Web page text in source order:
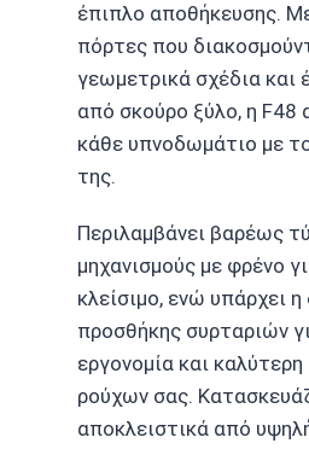
έπιπλο αποθήκευσης.
πόρτες που
γεωμετρικά σχέδια και
από σκούρο ξύλο, η F48
κάθε υπνοδωμάτιο με
της.
Περιλαμβάνει βαρέως
μηχανισμούς με φρένο
κλείσιμο, ενώ υπάρχει
προσθήκης συρταριών
εργονομία και
ρούχων σας.
αποκλειστικά από